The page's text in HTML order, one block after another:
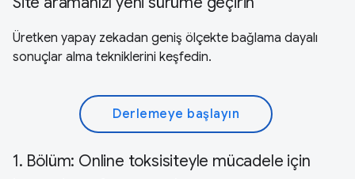
Üretken yapay zekadan geniş ölçekte bağlama dayalı
sonuçlar alma tekniklerini keşfedin.
Derlemeye başlayın
1. Bölüm: Online toksisiteyle mücadele için